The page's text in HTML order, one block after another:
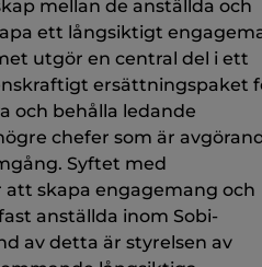
mellan de anställda och
ett långsiktigt
utgör en central del i ett
ersättningspaket
och behålla ledande
chefer som är
Syftet med
skapa engagemang och
anställda inom Sobi-
av detta är styrelsen av